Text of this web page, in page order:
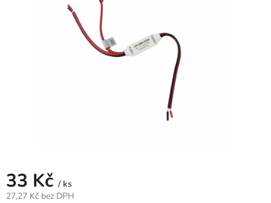
33 Kč / ks
27,27 Kč bez DPH